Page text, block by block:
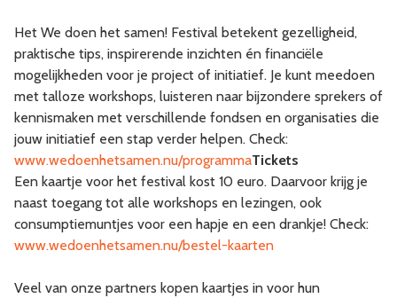
Het We doen het samen! Festival betekent gezelligheid,
praktische tips, inspirerende inzichten én financiële
mogelijkheden voor je project of initiatief. Je kunt meedoen
met talloze workshops, luisteren naar bijzondere sprekers of
kennismaken met verschillende fondsen en organisaties die
jouw initiatief een stap verder helpen. Check:
www.wedoenhetsamen.nu/programmaTickets
Een kaartje voor het festival kost 10 euro. Daarvoor krijg je
naast toegang tot alle workshops en lezingen, ook
consumptiemuntjes voor een hapje en een drankje! Check:
www.wedoenhetsamen.nu/bestel-kaarten
Veel van onze partners kopen kaartjes in voor hun